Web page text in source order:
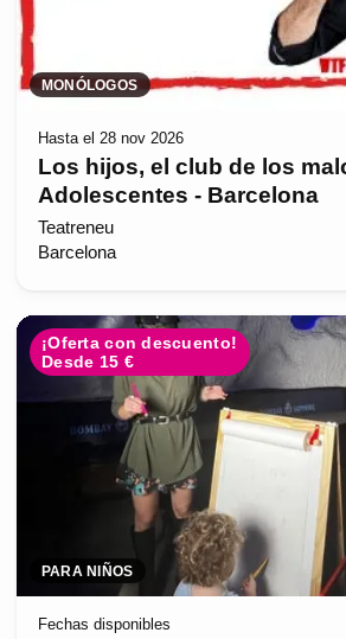
MONÓLOGOS
Hasta el 28 nov 2026
Los hijos, el club de los
Adolescentes - Barcelona
Teatreneu
Barcelona
¡Oferta con descuento!
Desde 15 €
PARA NIÑOS
Fechas disponibles